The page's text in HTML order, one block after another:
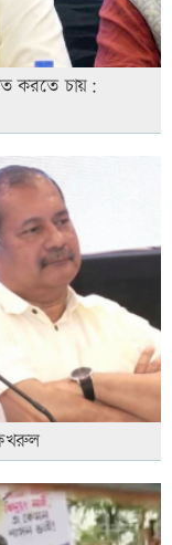
করতে চায়: